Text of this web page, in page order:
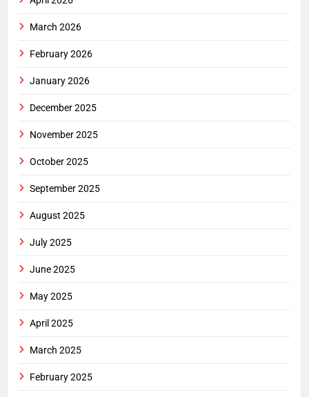
March 2026
February 2026
January 2026
December 2025
November 2025
October 2025
September 2025
August 2025
July 2025
June 2025
May 2025
April 2025
March 2025
February 2025